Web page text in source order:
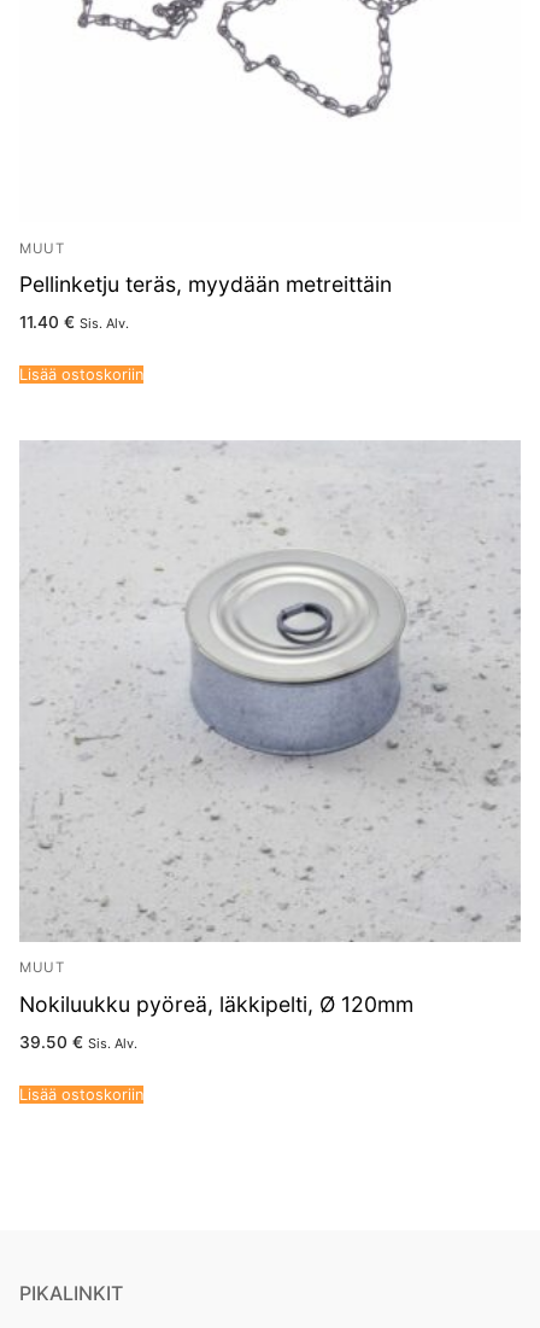
MUUT
Pellinketju teräs, myydään metreittäin
11.40 € Sis. Alv.
Lisää ostoskoriin
MUUT
Nokiluukku pyöreä, läkkipelti, Ø 120mm
39.50 € Sis. Alv.
Lisää ostoskoriin
PIKALINKIT